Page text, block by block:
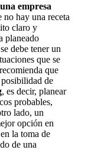
empresa
no hay una receta
claro y
planeado
debe tener un
que se
que
posibilidad de
, es decir, planear
probables,
lado, un
opción en
la toma de
de una